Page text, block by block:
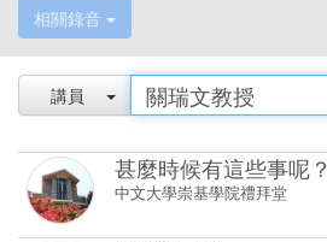
相關錄音
講員
甚麼時候有這些事呢？
中文大學崇基學院禮拜堂